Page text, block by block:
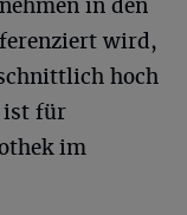
in den
wird,
hoch
ist für
im